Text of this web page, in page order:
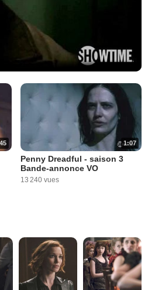
1:07
Penny Dreadful - saison 3
Bande-annonce VO
13 240 vues